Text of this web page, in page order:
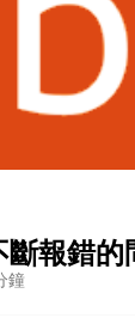
報錯的
鐘